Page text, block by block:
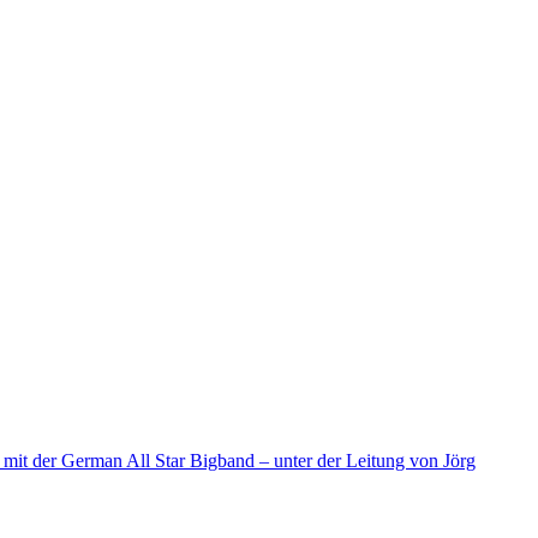
der German All Star Bigband – unter der Leitung von Jörg